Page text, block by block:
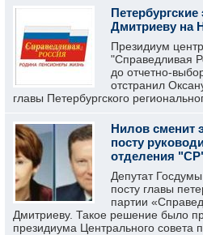
Дмитриеву на
Президиум
"Справедливая
до отчетно-
отстранил
главы Петербургского
Нилов сменит
посту
отделения
Депутат
посту главы
партии
Дмитриеву. Такое решение было
президиума Центрального совета